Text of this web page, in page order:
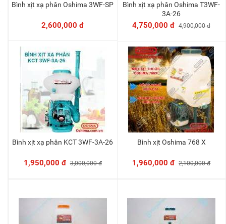
Thêm vào giỏ
Bình xịt xạ phân Oshima 3WF-SP
2,600,000 đ
Thêm vào giỏ
Bình xịt xạ phân Oshima T3WF-
3A-26
4,750,000 đ 4,900,000 đ
Thêm vào giỏ
Bình xịt xạ phân KCT 3WF-3A-26
1,950,000 đ 3,000,000 đ
Thêm vào giỏ
Bình xịt Oshima 768 X
1,960,000 đ 2,100,000 đ